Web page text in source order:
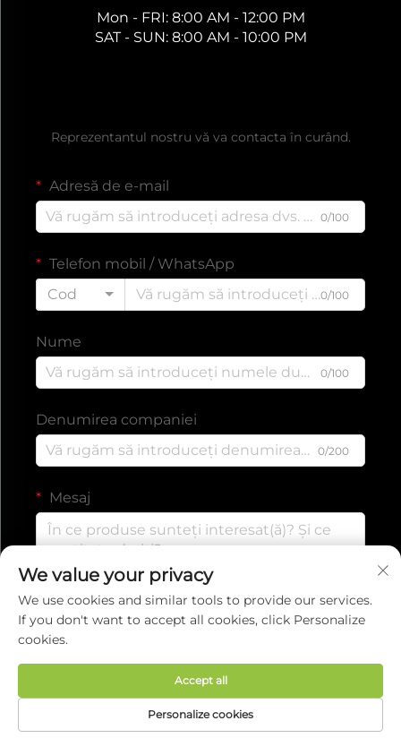
Mon - FRI: 8:00 AM - 12:00 PM
SAT - SUN: 8:00 AM - 10:00 PM
Reprezentantul nostru vă va contacta în curând.
Adresă de e-mail
0/100
Telefon mobil / WhatsApp
Cod
0/100
Nume
0/100
Denumirea companiei
0/200
Mesaj
Drepturi de autor © 2025 de EVERISE FITNESS
Politica de confidențialitate
We value your privacy
We use cookies and similar tools to provide our services.
If you don't want to accept all cookies, click Personalize
cookies.
Personalize cookies
Accept all